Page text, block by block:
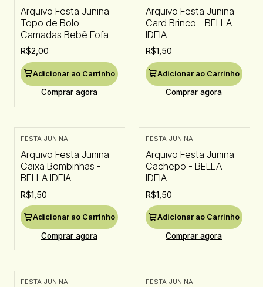
Arquivo Festa Junina
Topo de Bolo
Camadas Bebê Fofa
R$2,00
Adicionar ao Carrinho
Comprar agora
Arquivo Festa Junina
Card Brinco - BELLA
IDEIA
R$1,50
Adicionar ao Carrinho
Comprar agora
FESTA JUNINA
Arquivo Festa Junina
Caixa Bombinhas -
BELLA IDEIA
R$1,50
Adicionar ao Carrinho
Comprar agora
FESTA JUNINA
Arquivo Festa Junina
Cachepo - BELLA
IDEIA
R$1,50
Adicionar ao Carrinho
Comprar agora
FESTA JUNINA FESTA JUNINA